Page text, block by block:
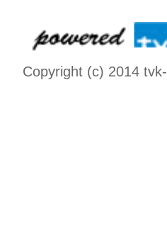
Copyright (c) 2014